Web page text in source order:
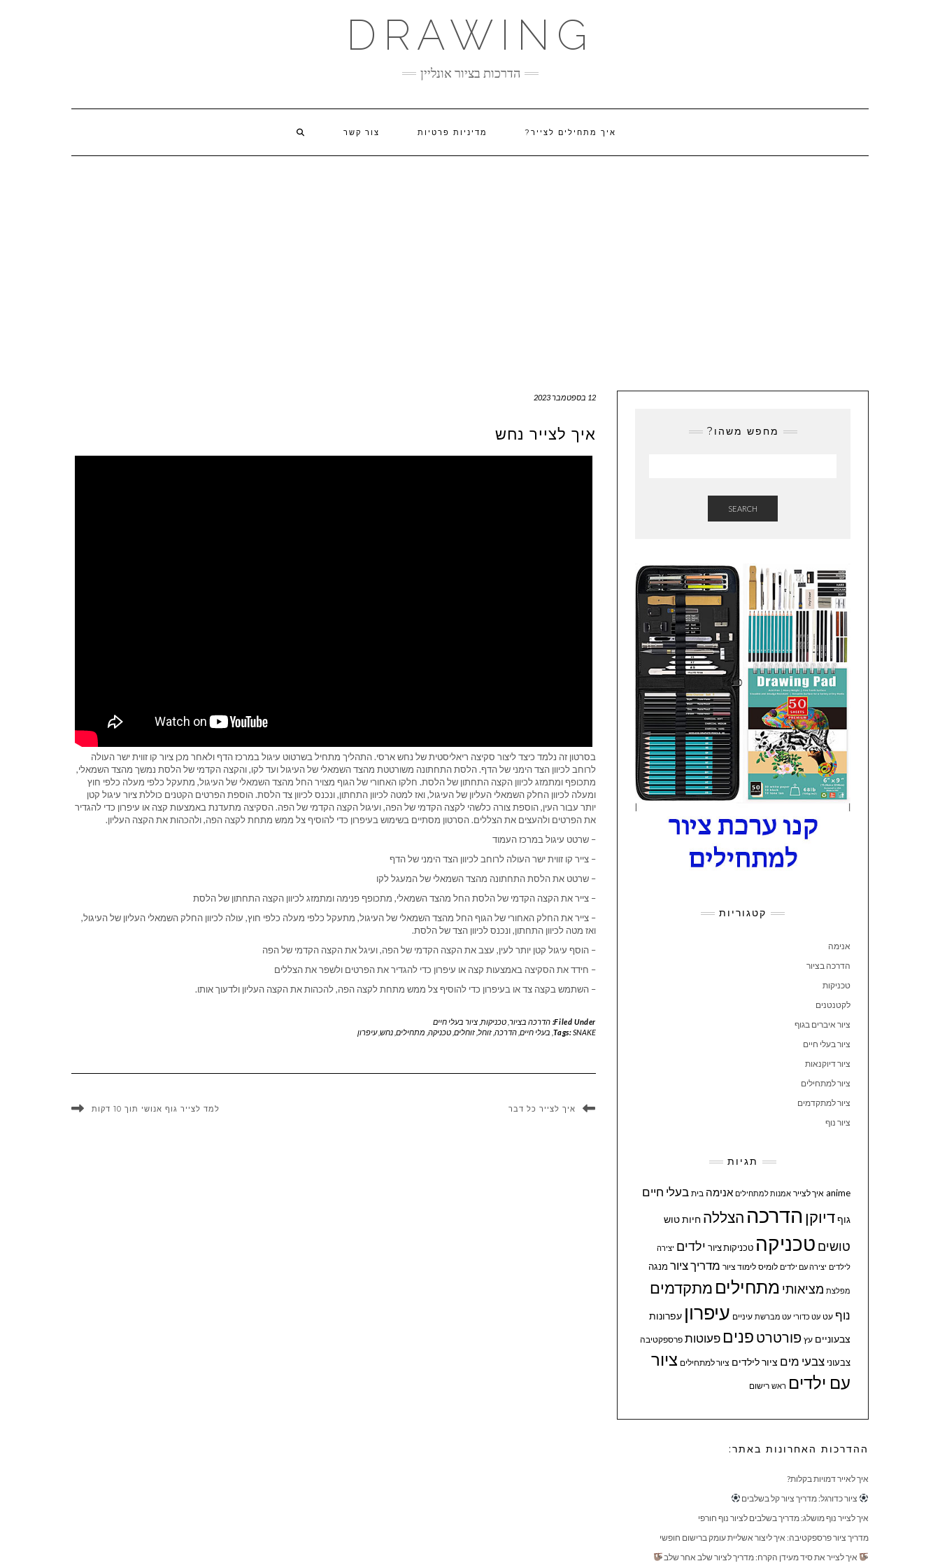
DRAWING
הדרכות בציור אונליין
איך מתחילים לצייר? מדיניות פרטיות צור קשר
12 בספטמבר 2023
איך לצייר נחש
בסרטון זה נלמד כיצד ליצור סקיצה ריאליסטית של נחש ארסי. התהליך מתחיל בשרטוט עיגול במרכז הדף ולאחר מכן ציור קו זווית ישר העולה
לרוחב לכיוון הצד הימני של הדף. הלסת התחתונה משורטטת מהצד השמאלי של העיגול ועד לקו, והקצה הקדמי של הלסת נמשך מהצד השמאלי,
מתכופף ומתמזג לכיוון הקצה התחתון של הלסת. חלקו האחורי של הגוף מצויר החל מהצד השמאלי של העיגול, מתעקל כלפי מעלה כלפי חוץ
ומעלה לכיוון החלק השמאלי העליון של העיגול, ואז למטה לכיוון התחתון, ונכנס לכיוון צד הלסת. הוספת הפרטים הקטנים כוללת ציור עיגול קטן
יותר עבור העין, הוספת צורה כלשהי לקצה הקדמי של הפה, ועיגול הקצה הקדמי של הפה. הסקיצה מתעדנת באמצעות קצה או עיפרון כדי להגדיר
את הפרטים ולהעצים את הצללים. הסרטון מסתיים בשימוש בעיפרון כדי להוסיף צל ממש מתחת לקצה הפה, ולהכהות את הקצה העליון.
– שרטט עיגול במרכז העמוד
– צייר קו זווית ישר העולה לרוחב לכיוון הצד הימני של הדף
– שרטט את הלסת התחתונה מהצד השמאלי של המעגל לקו
– צייר את הקצה הקדמי של הלסת החל מהצד השמאלי, מתכופף פנימה ומתמזג לכיוון הקצה התחתון של הלסת
– צייר את החלק האחורי של הגוף החל מהצד השמאלי של העיגול, מתעקל כלפי מעלה כלפי חוץ, עולה לכיוון החלק השמאלי העליון של העיגול,
ואז מטה לכיוון התחתון, ונכנס לכיוון הצד של הלסת.
– הוסף עיגול קטן יותר לעין, עצב את הקצה הקדמי של הפה, ועיגל את הקצה הקדמי של הפה
– חידד את הסקיצה באמצעות קצה או עיפרון כדי להגדיר את הפרטים ולשפר את הצללים
– השתמש בקצה צד או בעיפרון כדי להוסיף צל ממש מתחת לקצה הפה, להכהות את הקצה העליון ולדעוך אותו.
Filed Under: הדרכה בציור, טכניקות ציור בעלי חיים
Tags:SNAKE
, בעלי חיים, הדרכה, זוחל זוחלים, טכניקה, מתחילים, נחש ,עיפרון
איך לצייר כל דבר למד לצייר גוף אנושי תוך 10 דקות
מחפש משהו?
SEARCH
קטגוריות
אנימה
הדרכה בציור
טכניקות
לקטנטנים
ציור איברים בגוף
ציור בעלי חיים
ציור דיוקנאות
ציור למתחילים
ציור למתקדמים
ציור נוף
תגיות
anime איך לצייר אמנות למתחילים אנימה בית בעלי חיים
גוףדיוקן הדרכה הצללה חיותטוש
טושים טכניקה טכניקות ציור ילדים יצירה
לילדים יצירה עם ילדים לומיס לימוד ציור מדריך ציור מנגה
מפלצת מציאותי מתחילים מתקדמים
נוף עט עט כדורי עט מברשת עיניים עיפרון עפרונות
צבעוניים עץ פורטרט פנים פעוטות פרספקטיבה
צבעוני צבעי מים ציור לילדים ציור למתחילים ציור
עם ילדים ראש רישום
ההדרכות האחרונות באתר:
איך לאייר דמויות בקלות?
ציור כדורגל: מדריך ציור קל בשלבים
איך לצייר נוף מושלג: מדריך בשלבים לציור נוף חורפי
מדריך ציור פרספקטיבה: איך ליצור אשליית עומק ברישום חופשי
איך לצייר את סיד מעידן הקרח: מדריך לציור שלב אחר שלב